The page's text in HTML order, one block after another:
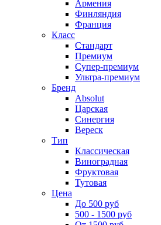
Армения
Финляндия
Франция
Класс
Стандарт
Премиум
Супер-премиум
Ультра-премиум
Бренд
Absolut
Царская
Синергия
Вереск
Тип
Классическая
Виноградная
Фруктовая
Тутовая
Цена
До 500 руб
500 - 1500 руб